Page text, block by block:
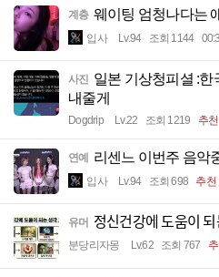
계층 웨이팅 엄청나다는
입사 Lv.94 조회 1144
사진 일본 기상청피셜 :한
내줄게
Dogdrip Lv.22 조회 1219 추천
연예 리센느 이번주 음악
입사 Lv.94 조회 698 추천
유머 정신건강에 도움이
분당리자몽 Lv.62 조회 767